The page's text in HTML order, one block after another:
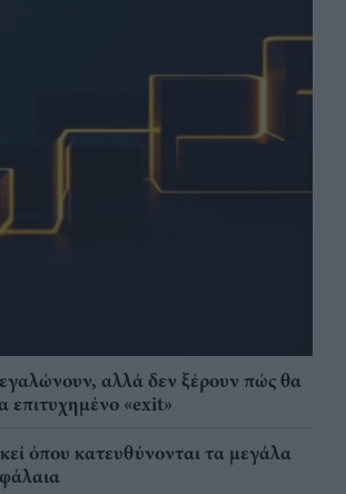
αλλά δεν ξέρουν πώς θα
επιτυχημένο «exit»
όπου κατευθύνονται τα μεγάλα